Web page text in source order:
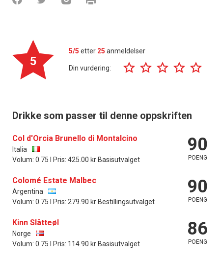
5
5/5 etter 25 anmeldelser
Din vurdering:
Drikke som passer til denne oppskriften
Col d'Orcia Brunello di Montalcino
Italia
Volum: 0.75 l Pris: 425.00 kr Basisutvalget
90
POENG
Colomé Estate Malbec
Argentina
Volum: 0.75 l Pris: 279.90 kr Bestillingsutvalget
90
POENG
Kinn Slåtteøl
Norge
Volum: 0.75 l Pris: 114.90 kr Basisutvalget
86
POENG